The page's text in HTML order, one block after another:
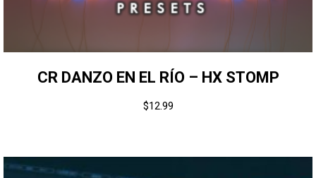
CR DANZO EN EL RÍO – HX STOMP
$12.99